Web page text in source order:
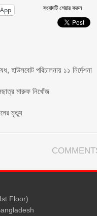
সংবাদটি শেয়ার করুন
হাউসবোট পরিচালনায় ১১ নির্দেশনা
মারুফ নিখোঁজ
মৃত্যু
Floor)